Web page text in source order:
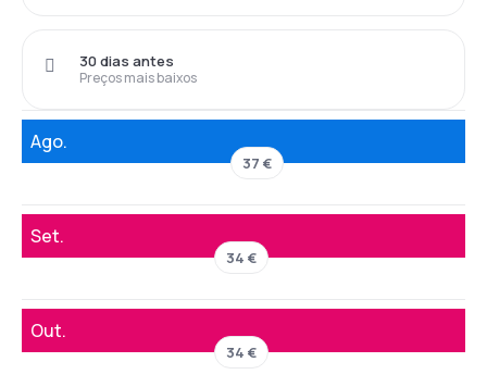
Preços mais baixos
30 dias antes
Ago.
37 €
Set.
34 €
Out.
34 €